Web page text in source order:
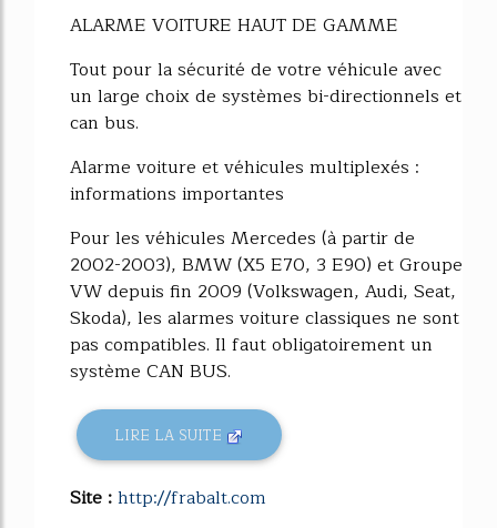
ALARME VOITURE HAUT DE GAMME
Tout pour la sécurité de votre véhicule avec
un large choix de systèmes bi-directionnels et
can bus.
Alarme voiture et véhicules multiplexés :
informations importantes
Pour les véhicules Mercedes (à partir de
2002-2003), BMW (X5 E70, 3 E90) et Groupe
VW depuis fin 2009 (Volkswagen, Audi, Seat,
Skoda), les alarmes voiture classiques ne sont
pas compatibles. Il faut obligatoirement un
système CAN BUS.
LIRE LA SUITE
Site :http://frabalt.com